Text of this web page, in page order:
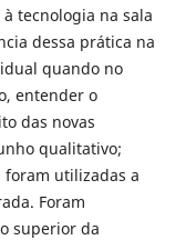
tecnologia na sala
dessa prática na
quando no
entender o
das novas
qualitativo;
utilizadas a
Foram
superior da